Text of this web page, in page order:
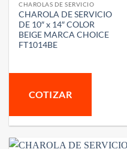
CHAROLAS DE SERVICIO
CHAROLA DE SERVICIO
DE 10″ x 14″ COLOR
BEIGE MARCA CHOICE
FT1014BE
COTIZAR